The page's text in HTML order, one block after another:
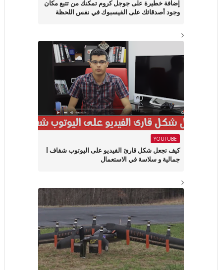
إضافة خطيرة على جوجل كروم تمكنك من تتبع مكان
وجود أصدقائك على الفيسبوك في نفس اللحظة
YOUTUBE
كيف تجعل شكل قارئ الفيديو على اليوتوب شفاف |
جمالية و سلاسة في الاستعمال